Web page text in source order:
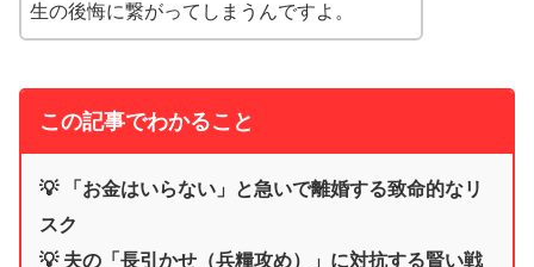
生の後悔に繋がってしまうんですよ。
この記事でわかること
💡 「お金はいらない」と急いで離婚する致命的なリ
スク
💡 夫の「長引かせ（兵糧攻め）」に対抗する賢い戦